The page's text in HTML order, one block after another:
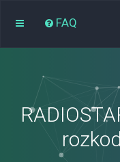
FAQ